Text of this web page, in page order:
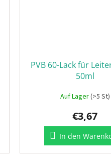
PVB 60-Lack für
50ml
Auf Lager(>5 St)
€3,67
In den